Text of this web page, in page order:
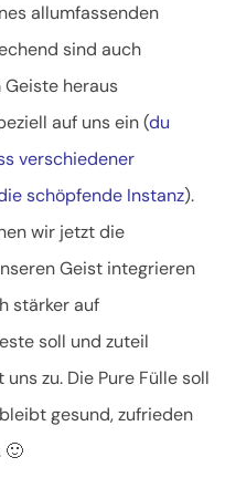
allumfassenden
sind auch
Geiste heraus
auf uns ein (du
verschiedener
schöpfende Instanz).
wir jetzt die
Geist integrieren
stärker auf
soll und zuteil
zu. Die Pure Fülle soll
gesund, zufrieden
🙂